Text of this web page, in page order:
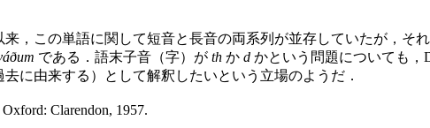
，この単語に関して短音と長音の両系列が並存していたが，そ
である．語末子音（字）が th か d かという問題についても，
に由来する）として解釈したいという立場のようだ．
Oxford: Clarendon, 1957.